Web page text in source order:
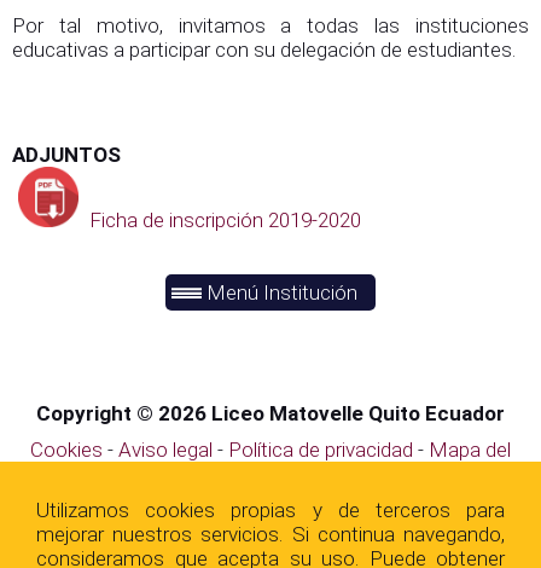
Por tal motivo, invitamos a todas las instituciones
educativas a participar con su delegación de estudiantes.
ADJUNTOS
Ficha de inscripción 2019-2020
Menú Institución
Utilizamos cookies propias y de terceros para
mejorar nuestros servicios. Si continua navegando,
consideramos que acepta su uso. Puede obtener
Copyright © 2026 Liceo Matovelle Quito Ecuador
Cookies - Aviso legal - Política de privacidad - Mapa del